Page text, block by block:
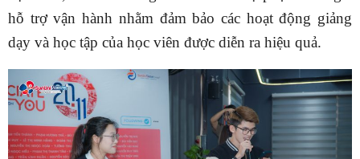
hỗ trợ vận hành nhằm đảm bảo các hoạt động giảng
dạy và học tập của học viên được diễn ra hiệu quả.